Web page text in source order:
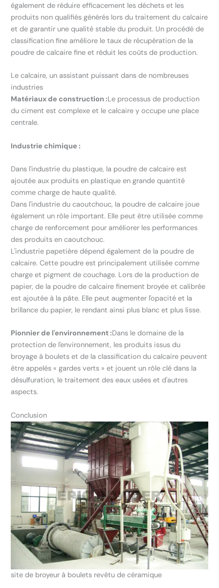
également de réduire efficacement les déchets et les
produits non qualifiés générés lors du traitement du calcaire
et de garantir une qualité stable du produit. Un procédé de
classification fine améliore le taux de récupération de la
poudre de calcaire fine et réduit les coûts de production.
Le calcaire, un assistant puissant dans de nombreuses
industries
Matériaux de construction :Le processus de production
du ciment est complexe et le calcaire y occupe une place
centrale.
Industrie chimique :
Dans l'industrie du plastique, la poudre de calcaire est
ajoutée aux produits en plastique en grande quantité
comme charge de haute qualité.
Dans l'industrie du caoutchouc, la poudre de calcaire joue
également un rôle important. Elle peut être utilisée comme
charge de renforcement pour améliorer les performances
des produits en caoutchouc.
L'industrie papetière dépend également de la poudre de
calcaire. Cette poudre est principalement utilisée comme
charge et pigment de couchage. Lors de la production de
papier, de la poudre de calcaire finement broyée et calibrée
est ajoutée à la pâte. Elle peut augmenter l'opacité et la
brillance du papier, le rendant ainsi plus blanc et plus lisse.
Pionnier de l'environnement :Dans le domaine de la
protection de l'environnement, les produits issus du
broyage à boulets et de la classification du calcaire peuvent
être appelés « gardes verts » et jouent un rôle clé dans la
désulfuration, le traitement des eaux usées et d'autres
aspects.
Conclusion
site de broyeur à boulets revêtu de céramique